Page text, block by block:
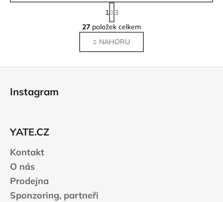
O
v
l
á
d
S
t
r
á
n
k
1
3
27 položek celkem
NAHORU
Instagram
YATE.CZ
Kontakt
O nás
Prodejna
Sponzoring, partneři